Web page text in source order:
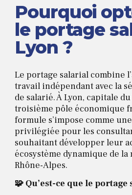
Pourquoi
le portage
Lyon ?
Le portage salarial combine
travail indépendant avec la
de salarié. À Lyon, capitale
troisième pôle économique
formule s’impose comme
privilégiée pour les
souhaitant développer leur
écosystème dynamique de
Rhône-Alpes.
🧩 Qu’est-ce que le portage